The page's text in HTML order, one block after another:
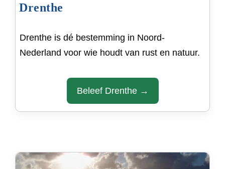
Drenthe
Drenthe is dé bestemming in Noord-
Nederland voor wie houdt van rust en natuur.
Beleef Drenthe →